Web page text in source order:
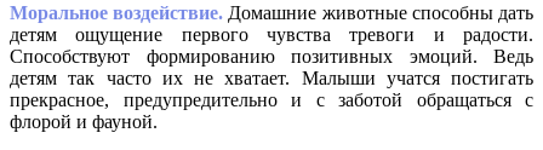
Моральное воздействие. Домашние животные способны дать
детям ощущение первого чувства тревоги и радости.
Способствуют формированию позитивных эмоций. Ведь
детям так часто их не хватает. Малыши учатся постигать
прекрасное, предупредительно и с заботой обращаться с
флорой и фауной.